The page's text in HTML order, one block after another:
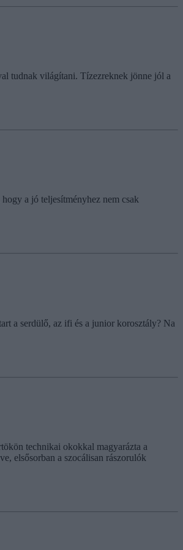
tudnak világítani. Tízezreknek jönne jól a
a jó teljesítményhez nem csak
a serdülő, az ifi és a junior korosztály? Na
technikai okokkal magyarázta a
elsősorban a szocálisan rászorulók